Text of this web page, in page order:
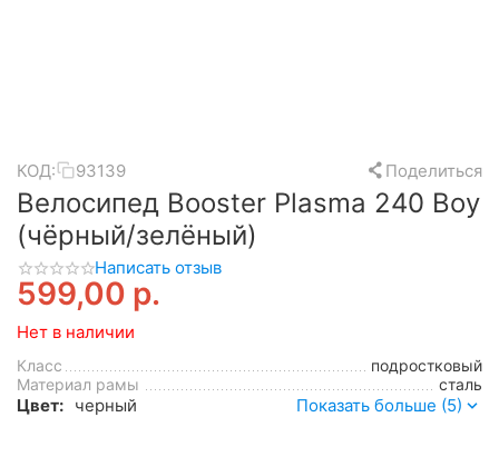
КОД: 93139 Поделиться
Велосипед Booster Plasma 240 Boy
(чёрный/зелёный)
Написать отзыв
599,00 р.
Нет в наличии
Класс
подростковый
Материал рамы
сталь
Цвет: черный Показать больше (5)